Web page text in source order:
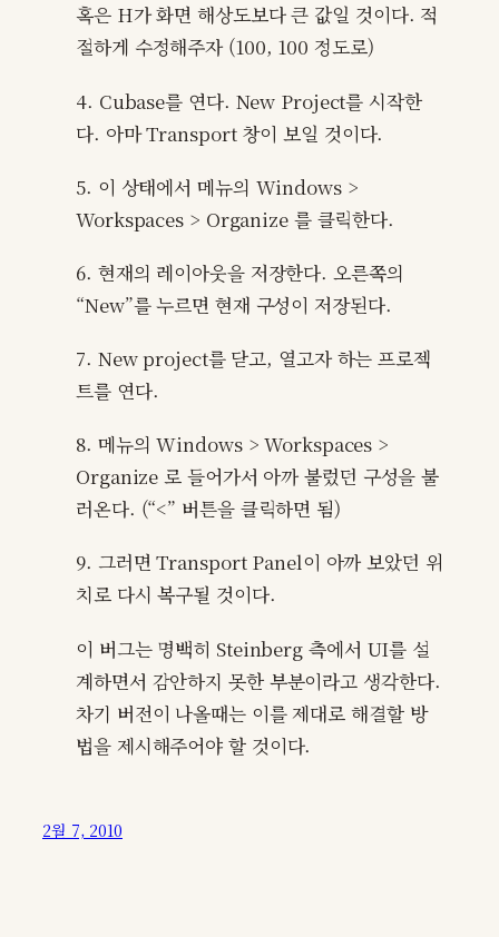
혹은 H가 화면 해상도보다 큰 값일 것이다. 적
절하게 수정해주자 (100, 100 정도로)
4. Cubase를 연다. New Project를 시작한
다. 아마 Transport 창이 보일 것이다.
5. 이 상태에서 메뉴의 Windows >
Workspaces > Organize 를 클릭한다.
6. 현재의 레이아웃을 저장한다. 오른쪽의
“New”를 누르면 현재 구성이 저장된다.
7. New project를 닫고, 열고자 하는 프로젝
트를 연다.
8. 메뉴의 Windows > Workspaces >
Organize 로 들어가서 아까 불렀던 구성을 불
러온다. (“<” 버튼을 클릭하면 됨)
9. 그러면 Transport Panel이 아까 보았던 위
치로 다시 복구될 것이다.
이 버그는 명백히 Steinberg 측에서 UI를 설
계하면서 감안하지 못한 부분이라고 생각한다.
차기 버전이 나올때는 이를 제대로 해결할 방
법을 제시해주어야 할 것이다.
2월 7, 2010